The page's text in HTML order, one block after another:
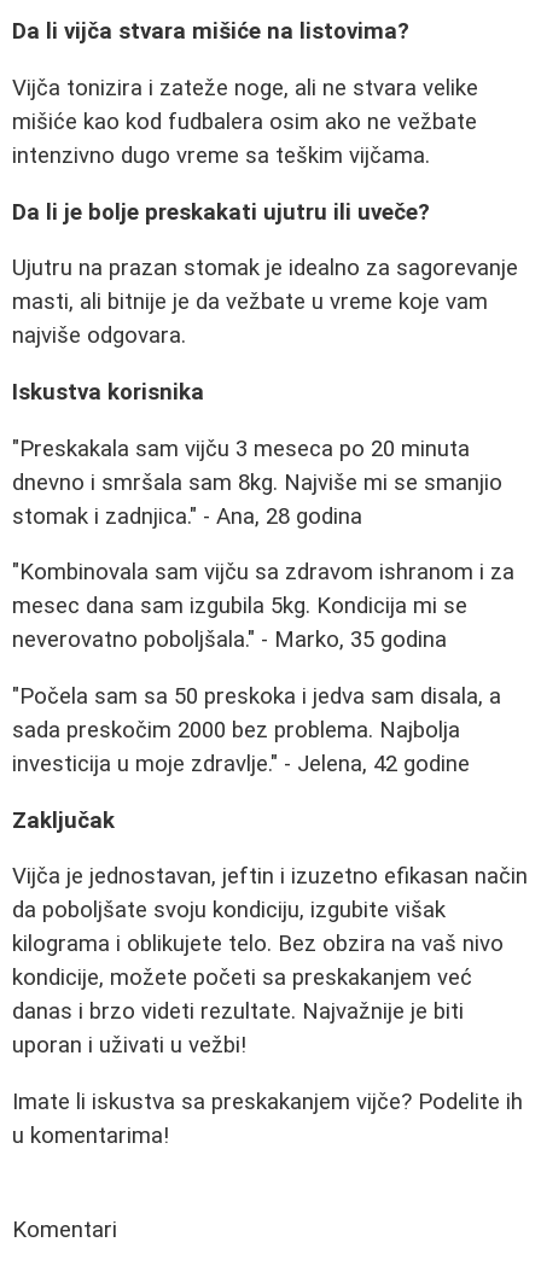
Da li vijča stvara mišiće na listovima?
Vijča tonizira i zateže noge, ali ne stvara velike
mišiće kao kod fudbalera osim ako ne vežbate
intenzivno dugo vreme sa teškim vijčama.
Da li je bolje preskakati ujutru ili uveče?
Ujutru na prazan stomak je idealno za sagorevanje
masti, ali bitnije je da vežbate u vreme koje vam
najviše odgovara.
Iskustva korisnika
"Preskakala sam vijču 3 meseca po 20 minuta
dnevno i smršala sam 8kg. Najviše mi se smanjio
stomak i zadnjica." - Ana, 28 godina
"Kombinovala sam vijču sa zdravom ishranom i za
mesec dana sam izgubila 5kg. Kondicija mi se
neverovatno poboljšala." - Marko, 35 godina
"Počela sam sa 50 preskoka i jedva sam disala, a
sada preskočim 2000 bez problema. Najbolja
investicija u moje zdravlje." - Jelena, 42 godine
Zaključak
Vijča je jednostavan, jeftin i izuzetno efikasan način
da poboljšate svoju kondiciju, izgubite višak
kilograma i oblikujete telo. Bez obzira na vaš nivo
kondicije, možete početi sa preskakanjem već
danas i brzo videti rezultate. Najvažnije je biti
uporan i uživati u vežbi!
Imate li iskustva sa preskakanjem vijče? Podelite ih
u komentarima!
Komentari